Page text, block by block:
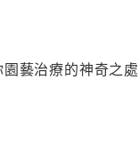
藝治療的神奇之